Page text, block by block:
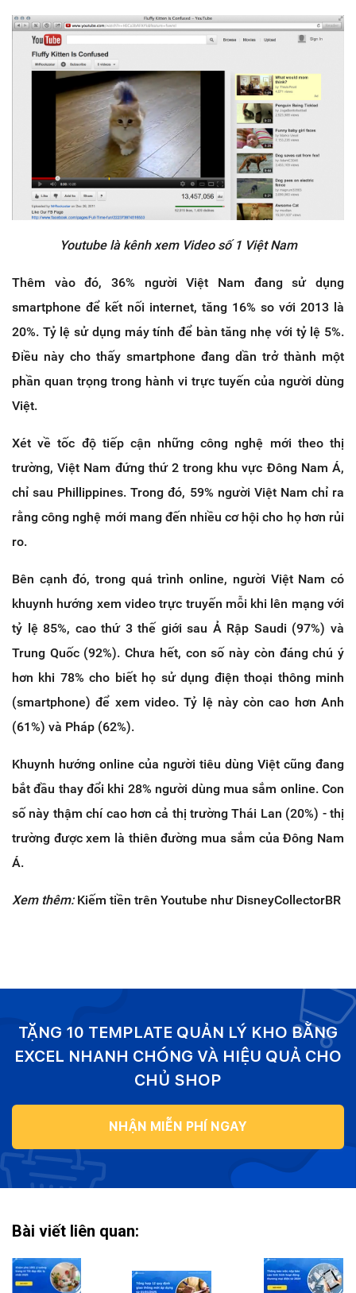
Youtube là kênh xem Video số 1 Việt Nam
Thêm vào đó, 36% người Việt Nam đang sử dụng
smartphone để kết nối internet, tăng 16% so với 2013 là
20%. Tỷ lệ sử dụng máy tính để bàn tăng nhẹ với tỷ lệ 5%.
Điều này cho thấy smartphone đang dần trở thành một
phần quan trọng trong hành vi trực tuyến của người dùng
Việt.
Xét về tốc độ tiếp cận những công nghệ mới theo thị
trường, Việt Nam đứng thứ 2 trong khu vực Đông Nam Á,
chỉ sau Phillippines. Trong đó, 59% người Việt Nam chỉ ra
rằng công nghệ mới mang đến nhiều cơ hội cho họ hơn rủi
ro.
Bên cạnh đó, trong quá trình online, người Việt Nam có
khuynh hướng xem video trực truyến mỗi khi lên mạng với
tỷ lệ 85%, cao thứ 3 thế giới sau Ả Rập Saudi (97%) và
Trung Quốc (92%). Chưa hết, con số này còn đáng chú ý
hơn khi 78% cho biết họ sử dụng điện thoại thông minh
(smartphone) để xem video. Tỷ lệ này còn cao hơn Anh
(61%) và Pháp (62%).
Khuynh hướng online của người tiêu dùng Việt cũng đang
bắt đầu thay đổi khi 28% người dùng mua sắm online. Con
số này thậm chí cao hơn cả thị trường Thái Lan (20%) - thị
trường được xem là thiên đường mua sắm của Đông Nam
Á.
Xem thêm: Kiếm tiền trên Youtube như DisneyCollectorBR
TẶNG 10 TEMPLATE QUẢN LÝ KHO BẰNG
EXCEL NHANH CHÓNG VÀ HIỆU QUẢ CHO
CHỦ SHOP
NHẬN MIỄN PHÍ NGAY
Bài viết liên quan: